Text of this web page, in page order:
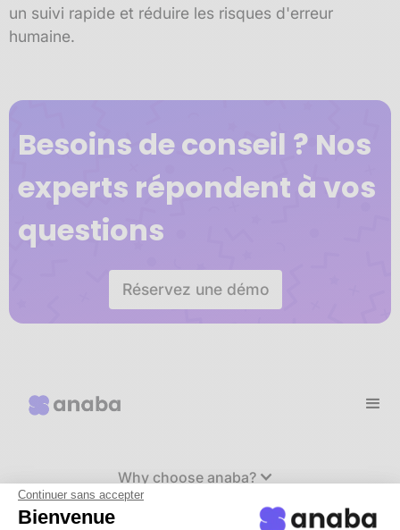
Continuer sans accepter
Bienvenue
un suivi rapide et réduire les risques d'erreur
humaine.
Besoins de conseil ? Nos
experts répondent à vos
questions
Réservez une démo
Why choose anaba?